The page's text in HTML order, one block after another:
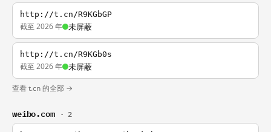
http://t.cn/R9KGbGP
截至 2026 年 未屏蔽
http://t.cn/R9KGb0s
截至 2026 年 未屏蔽
查看 t.cn 的全部 →
weibo.com · 2